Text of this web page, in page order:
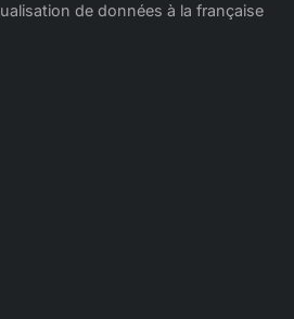
de données à la française